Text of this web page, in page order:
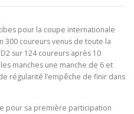
REVUES DE PRESSE
pour la coupe internationale
coureurs venus de toute la
sur 124 coureurs après 10
manches une manche de 6 et
régularité l’empêche de finir dans
pour sa première participation